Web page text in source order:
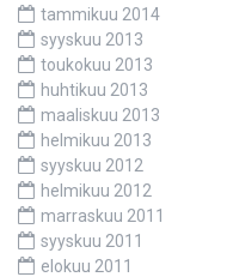
tammikuu 2014
syyskuu 2013
toukokuu 2013
huhtikuu 2013
maaliskuu 2013
helmikuu 2013
syyskuu 2012
helmikuu 2012
marraskuu 2011
syyskuu 2011
elokuu 2011